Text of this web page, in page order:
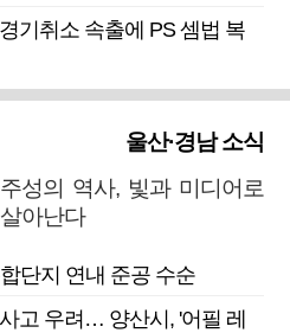
기취소 속출에 PS 셈법 복
울산·경남 소식
성의 역사, 빛과 미디어로
아난다
단지 연내 준공 수순
고 우려… 양산시, '어필 레